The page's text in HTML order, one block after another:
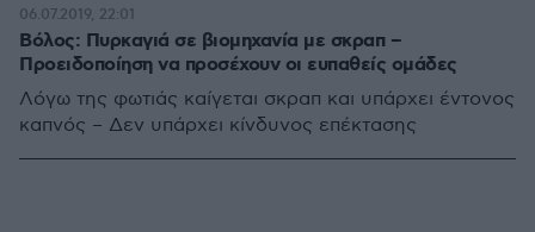
Βόλος: Πυρκαγιά σε βιομηχανία με σκραπ –
Προειδοποίηση να προσέχουν οι ευπαθείς ομάδες
Λόγω της φωτιάς καίγεται σκραπ και υπάρχει έντονος
καπνός – Δεν υπάρχει κίνδυνος επέκτασης
06.07.2019, 22:01